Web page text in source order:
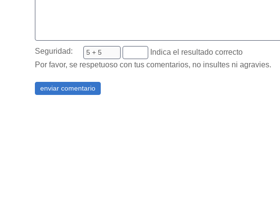
Seguridad:
Indica el resultado correcto
Por favor, se respetuoso con tus comentarios, no insultes ni agravies.